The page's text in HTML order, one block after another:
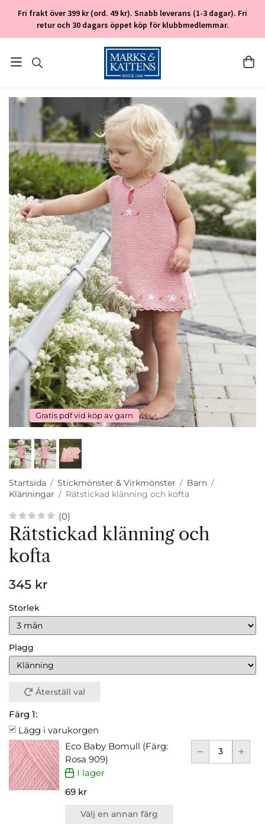
Fri frakt över 399 kr (ord. 49 kr). Snabb leverans (1-3 dagar). Fri
retur och 30 dagars öppet köp för klubbmedlemmar.
Gratis pdf vid köp av garn
Startsida / Stickmönster & Virkmönster / Barn /
Klänningar / Rätstickad klänning och kofta
(0)
Rätstickad klänning och
kofta
345 kr
Storlek
Plagg
Återställ val
Färg 1:
Lägg i varukorgen
Eco Baby Bomull (Färg:
Rosa 909)
I lager
69 kr
Välj en annan färg